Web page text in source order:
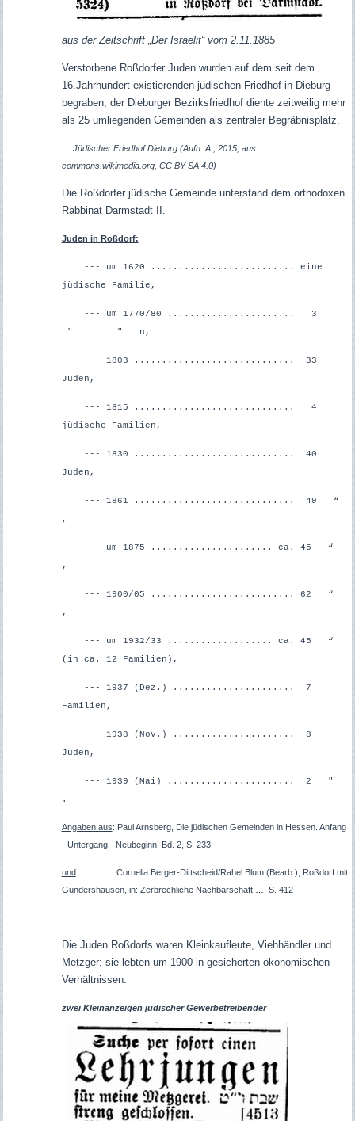
aus der Zeitschrift „Der Israelit“ vom 2.11.1885
Verstorbene Roßdorfer Juden wurden auf dem seit dem
16.Jahrhundert existierenden jüdischen Friedhof in Dieburg
begraben; der Dieburger Bezirksfriedhof diente zeitweilig mehr
als 25 umliegenden Gemeinden als zentraler Begräbnisplatz.
Jüdischer Friedhof Dieburg (Aufn. A., 2015, aus:
commons.wikimedia.org, CC BY-SA 4.0)
Die Roßdorfer jüdische Gemeinde unterstand dem orthodoxen
Rabbinat Darmstadt II.
Juden in Roßdorf:
--- um 1620 .......................... eine
jüdische Familie,
--- um 1770/80 ....................... 3
" " n,
--- 1803 ............................. 33
Juden,
--- 1815 ............................. 4
jüdische Familien,
--- 1830 ............................. 40
Juden,
--- 1861 ............................. 49 “
,
--- um 1875 ...................... ca. 45 “
,
--- 1900/05 .......................... 62 “
,
--- um 1932/33 ................... ca. 45 “
(in ca. 12 Familien),
--- 1937 (Dez.) ...................... 7
Familien,
--- 1938 (Nov.) ...................... 8
Juden,
--- 1939 (Mai) ....................... 2 "
.
Angaben aus: Paul Arnsberg, Die jüdischen Gemeinden in Hessen. Anfang
- Untergang - Neubeginn, Bd. 2, S. 233
und Cornelia Berger-Dittscheid/Rahel Blum (Bearb.), Roßdorf mit
Gundershausen, in: Zerbrechliche Nachbarschaft
, S. 412
Die Juden Roßdorfs waren Kleinkaufleute, Viehhändler und
Metzger; sie lebten um 1900 in gesicherten ökonomischen
Verhältnissen.
zwei Kleinanzeigen jüdischer Gewerbetreibender